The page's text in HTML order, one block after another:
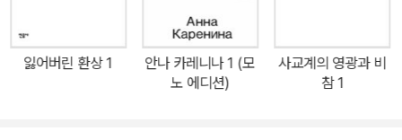
면 ‘객관성 소설이론’은 특정 정신과 특정 상황이 만났을 때 발생하게
되는 행위를 묵묵히 보여주는 것으로 충분하다고 주장한다. 물론 모
빠상은 후자를 지지한다. 근본적으로 한 사람의 생각과 감정에 타인
잃어버린 환상 1
안나 카레니나 1 (모
노 에디션)
사교계의 영광과 비
참 1